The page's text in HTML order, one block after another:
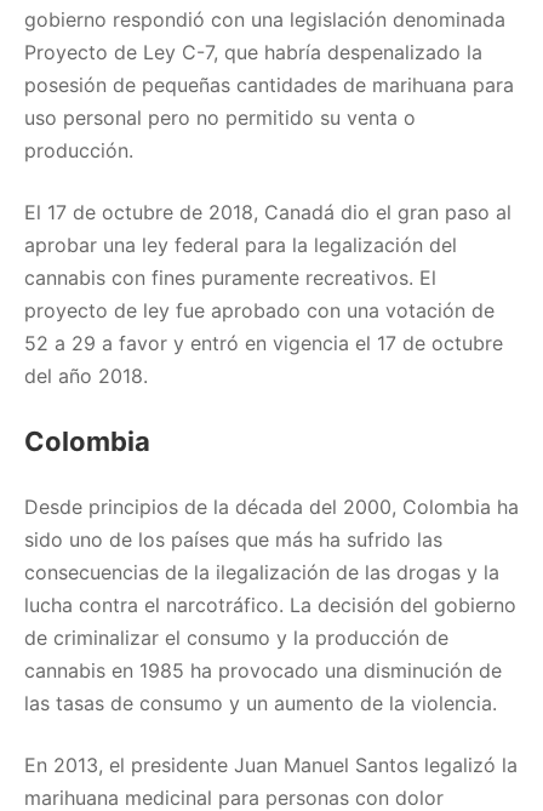
gobierno respondió con una legislación denominada
Proyecto de Ley C-7, que habría despenalizado la
posesión de pequeñas cantidades de marihuana para
uso personal pero no permitido su venta o
producción.
El 17 de octubre de 2018, Canadá dio el gran paso al
aprobar una ley federal para la legalización del
cannabis con fines puramente recreativos. El
proyecto de ley fue aprobado con una votación de
52 a 29 a favor y entró en vigencia el 17 de octubre
del año 2018.
Colombia
Desde principios de la década del 2000, Colombia ha
sido uno de los países que más ha sufrido las
consecuencias de la ilegalización de las drogas y la
lucha contra el narcotráfico. La decisión del gobierno
de criminalizar el consumo y la producción de
cannabis en 1985 ha provocado una disminución de
las tasas de consumo y un aumento de la violencia.
En 2013, el presidente Juan Manuel Santos legalizó la
marihuana medicinal para personas con dolor